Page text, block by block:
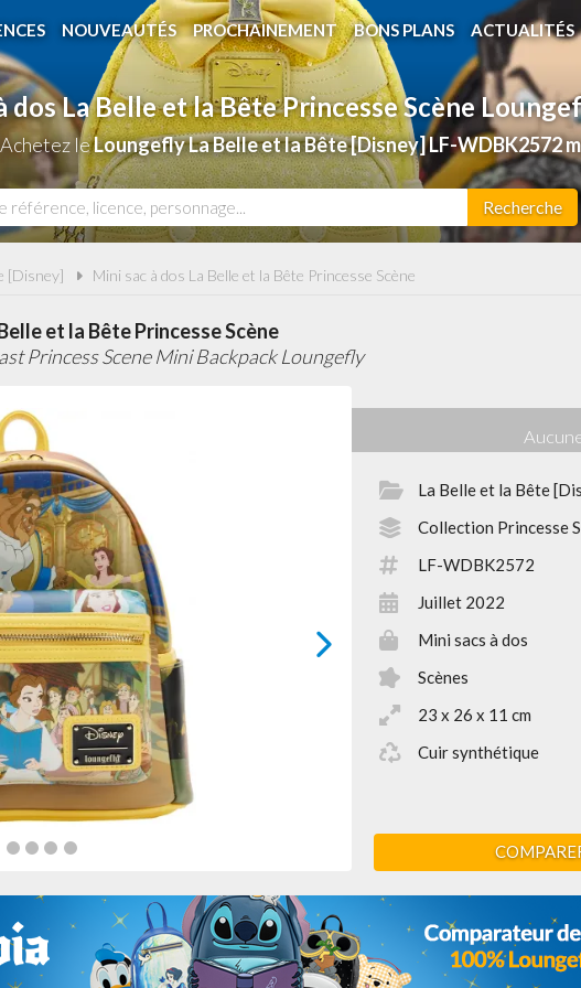
NOUVEAUTÉS PROCHAINEMENT BONS PLANS ACTUALITÉS
dos La Belle et la Bête Princesse Scène
leLoungefly La Belle et la Bête [Disney] LF-WDBK2572
Recherche
[Disney] Mini sac à dos La Belle et la Bête Princesse Scène
et la Bête Princesse Scène
Princess Scene Mini Backpack Loungefly
La Belle et la Bête
Collection Princesse
LF-WDBK2572
Juillet 2022
Mini sacs à dos
Scènes
23 x 26 x 11 cm
Cuir synthétique